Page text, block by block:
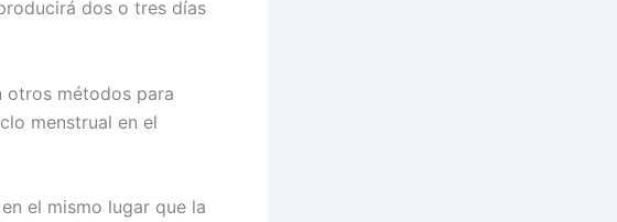
dos o tres días
otros métodos para
menstrual en el
el mismo lugar que la